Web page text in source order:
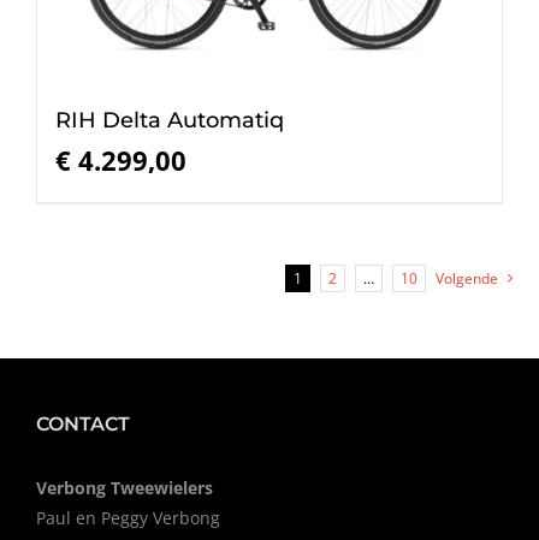
RIH Delta Automatiq
€ 4.299,00
1 2 … 10 Volgende
CONTACT
Verbong Tweewielers
Paul en Peggy Verbong